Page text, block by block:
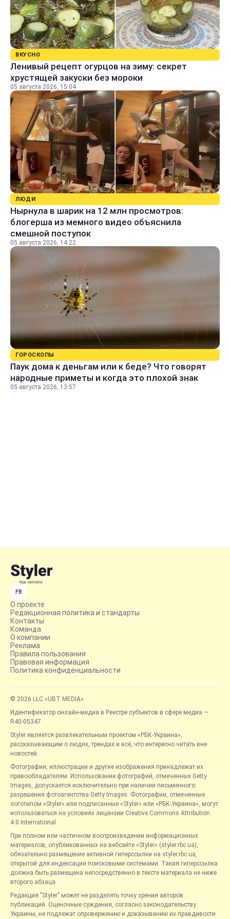
ВКУСНО
Ленивый рецепт огурцов на зиму: секрет
хрустящей закуски без мороки
05 августа 2026, 15:04
ЛЮДИ
Нырнула в шарик на 12 млн просмотров:
блогерша из мемного видео объяснила
смешной поступок
05 августа 2026, 14:22
ГОРОСКОПЫ
Паук дома к деньгам или к беде? Что говорят
народные приметы и когда это плохой знак
05 августа 2026, 13:57
FB
О проекте
Редакционная политика и стандарты
Контакты
Команда
О компании
Реклама
Правила пользования
Правовая информация
Политика конфиденциальности
© 2026 LLC «UBT MEDIA»
Идентификатор онлайн-медиа в Реестре субъектов в сфере медиа —
R40-05347
Styler является развлекательным проектом «РБК-Украина»,
рассказывающим о людях, трендах и всё, что интересно читать вне
новостей.
Фотографии, иллюстрации и другие изображения принадлежат их
правообладателям. Использование фотографий, отмеченных Getty
Images, допускается исключительно при наличии письменного
разрешения фотоагентства Getty Images. Фотографии, отмеченные
логотипом «Styler» или подписанные «Styler» или «РБК-Украина», могут
использоваться на условиях лицензии Creative Commons Attribution
4.0 International.
При полном или частичном воспроизведении информационных
материалов, опубликованных на вебсайте «Styler» (styler.rbc.ua),
обязательно размещение активной гиперссылки на styler.rbc.ua,
открытой для индексации поисковыми системами. Такая гиперссылка
должна быть размещена непосредственно в тексте материала не ниже
второго абзаца.
Редакция "Styler" может не разделять точку зрения авторов
публикаций. Оценочные суждения, согласно законодательству
Украины, не подлежат опровержению и доказыванию их правдивости.